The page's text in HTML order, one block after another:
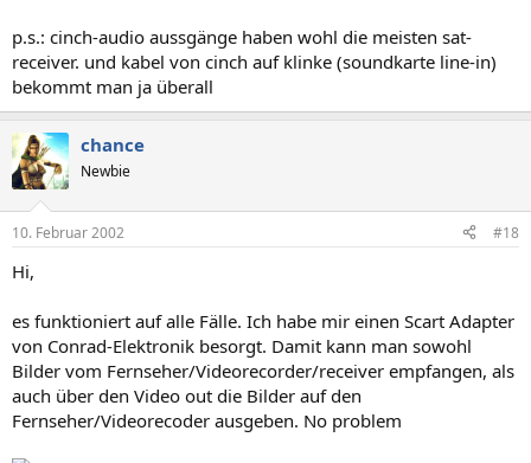
p.s.: cinch-audio aussgänge haben wohl die meisten sat-
receiver. und kabel von cinch auf klinke (soundkarte line-in)
bekommt man ja überall
chance
Newbie
10. Februar 2002 #18
Hi,
es funktioniert auf alle Fälle. Ich habe mir einen Scart Adapter
von Conrad-Elektronik besorgt. Damit kann man sowohl
Bilder vom Fernseher/Videorecorder/receiver empfangen, als
auch über den Video out die Bilder auf den
Fernseher/Videorecoder ausgeben. No problem